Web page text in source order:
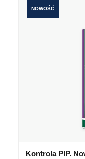
NOWOŚĆ
Kontrola PIP.